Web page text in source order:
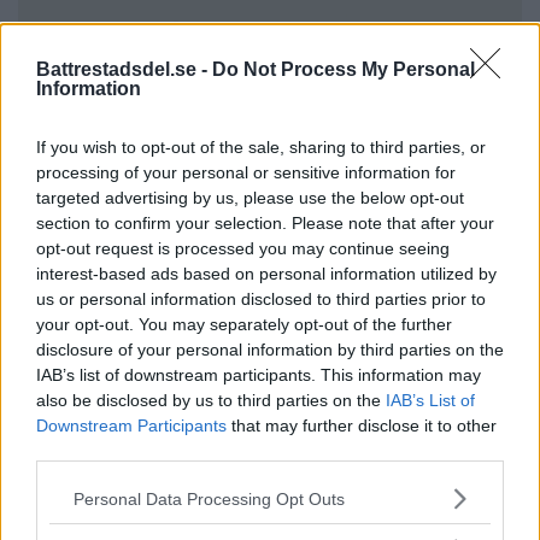
Battrestadsdel.se - Do Not Process My Personal
Information
If you wish to opt-out of the sale, sharing to third parties, or
processing of your personal or sensitive information for
targeted advertising by us, please use the below opt-out
section to confirm your selection. Please note that after your
opt-out request is processed you may continue seeing
interest-based ads based on personal information utilized by
us or personal information disclosed to third parties prior to
your opt-out. You may separately opt-out of the further
disclosure of your personal information by third parties on the
IAB’s list of downstream participants. This information may
also be disclosed by us to third parties on the IAB’s List of
Downstream Participants that may further disclose it to other
Please note that this website/app uses one or more Google
Personal Data Processing Opt Outs
Annons: